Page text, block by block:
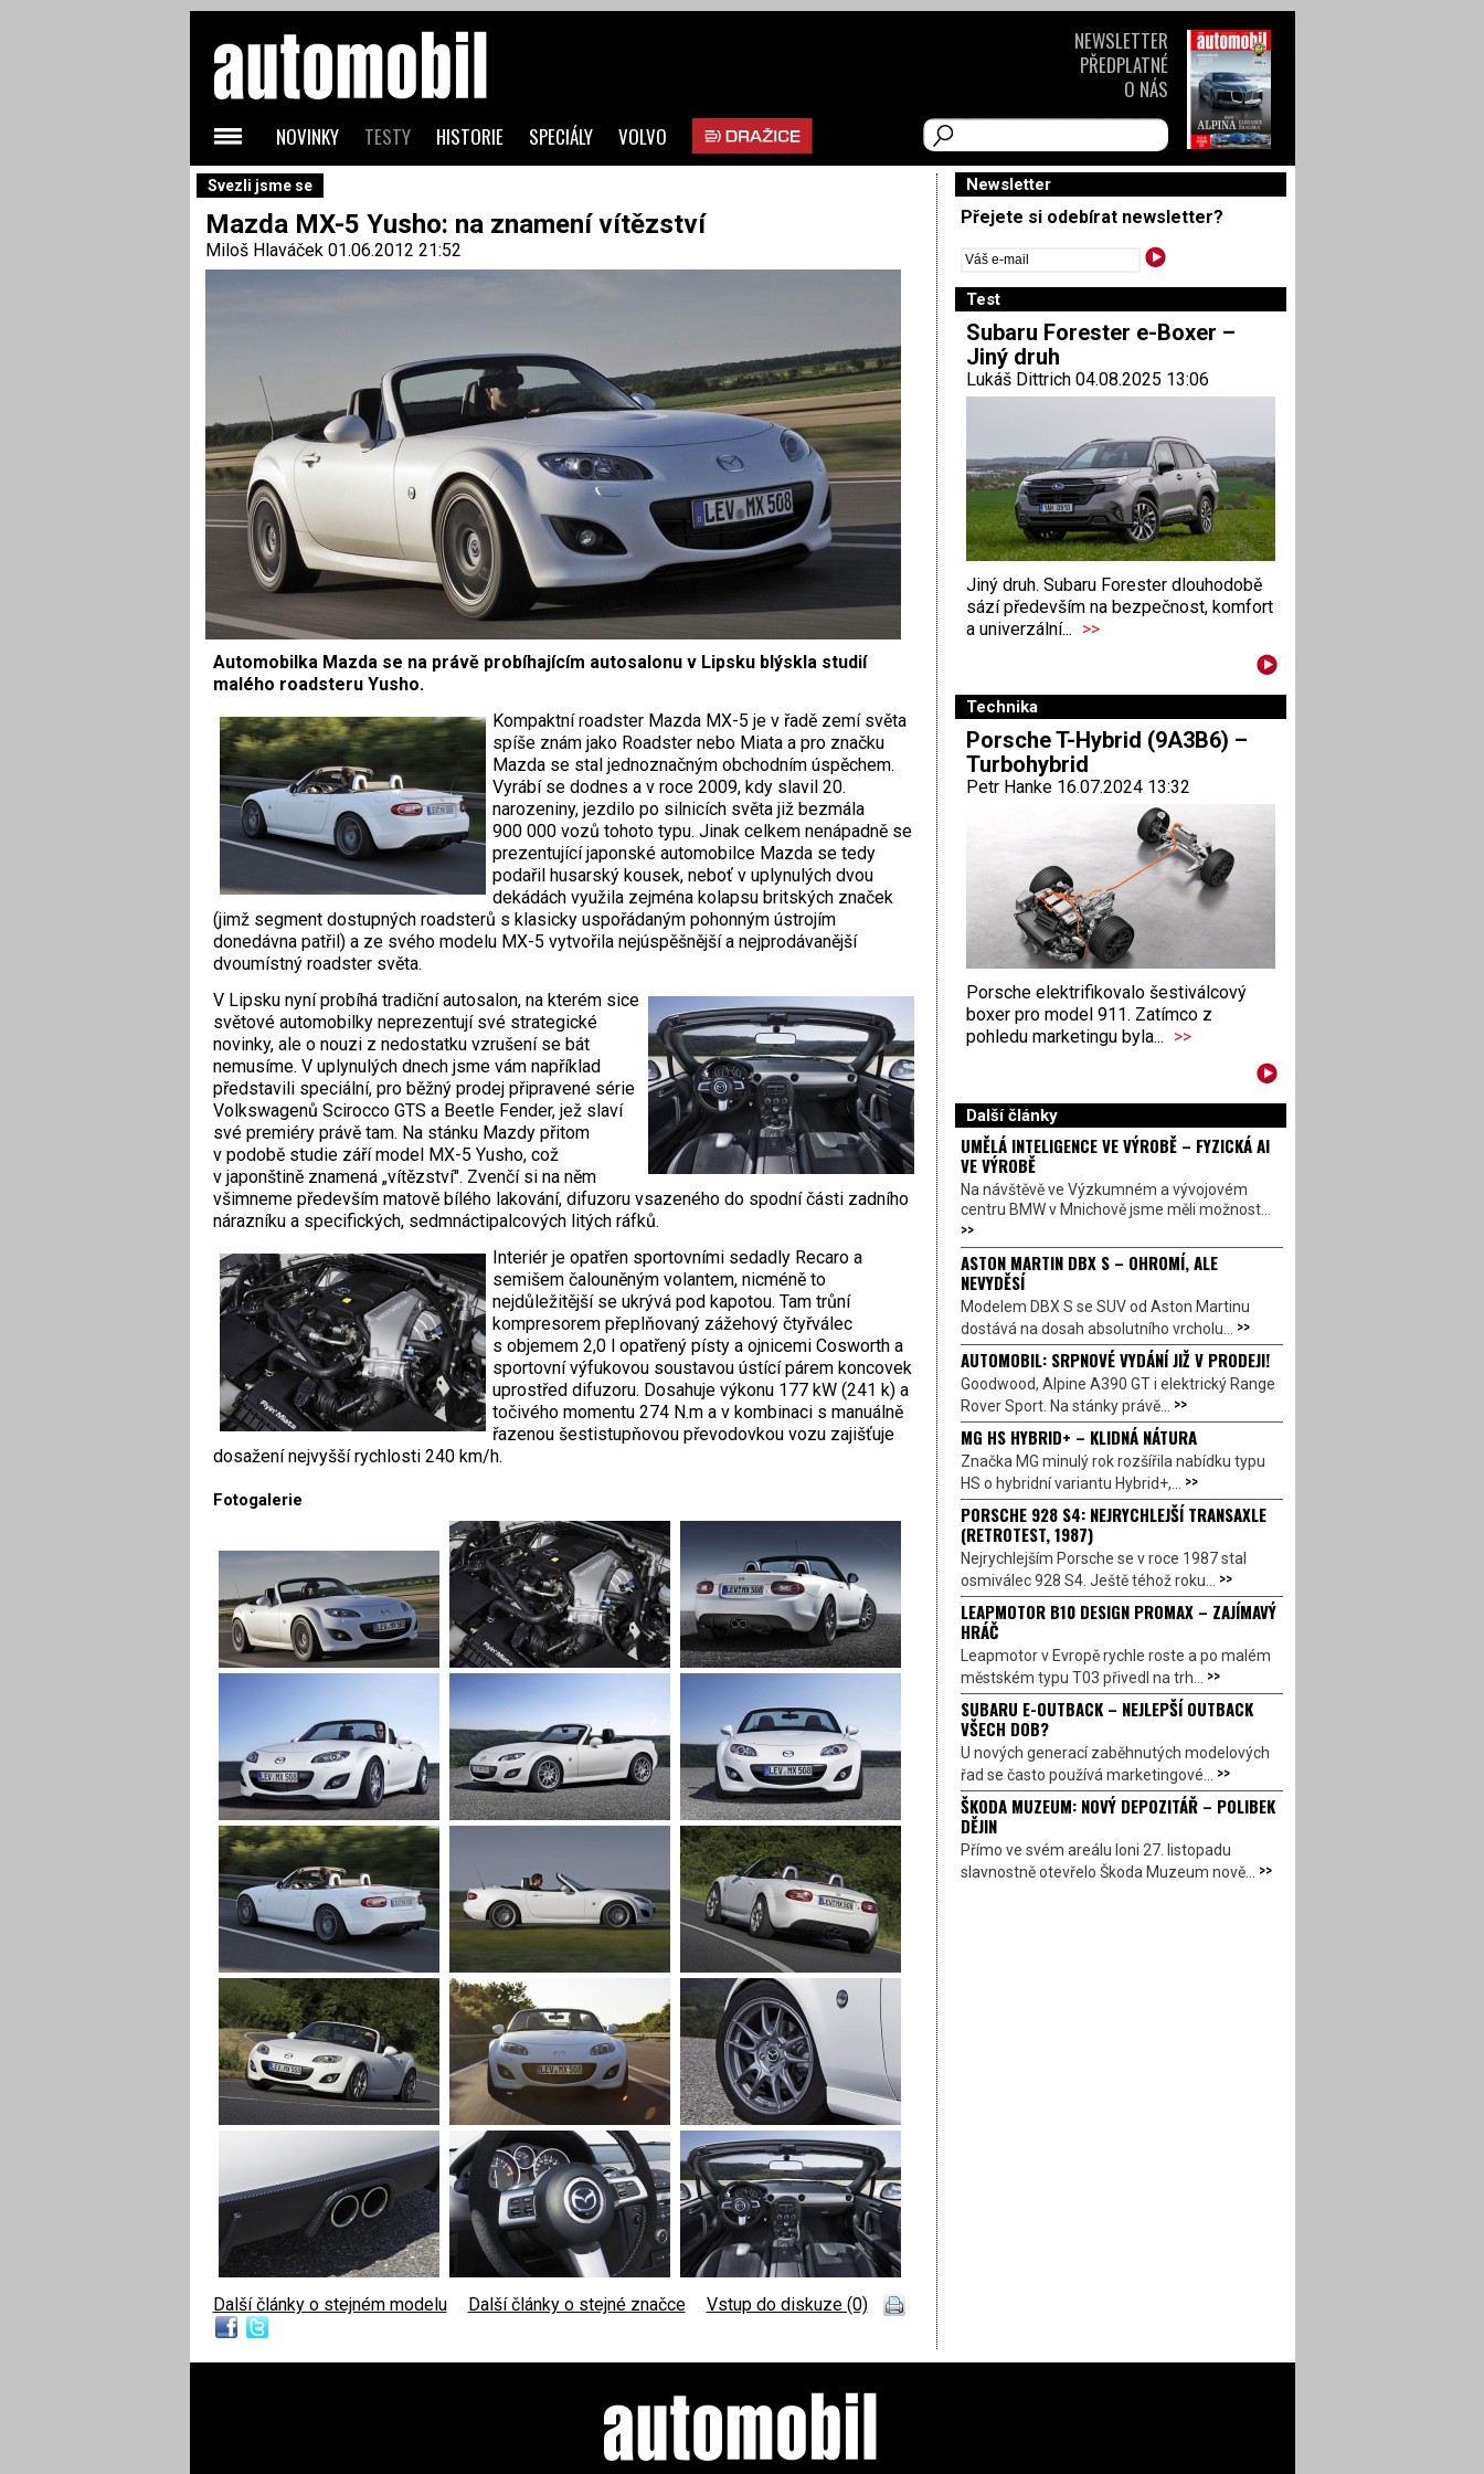
Svezli jsme se
Mazda MX-5 Yusho: na znamení vítězství
Miloš Hlaváček01.06.2012 21:52
Automobilka Mazda se na právě probíhajícím autosalonu v Lipsku blýskla studií
malého roadsteru Yusho.
Kompaktní roadster Mazda MX-5 je v řadě zemí světa
spíše znám jako Roadster nebo Miata a pro značku
Mazda se stal jednoznačným obchodním úspěchem.
Vyrábí se dodnes a v roce 2009, kdy slavil 20.
narozeniny, jezdilo po silnicích světa již bezmála
900 000 vozů tohoto typu. Jinak celkem nenápadně se
prezentující japonské automobilce Mazda se tedy
podařil husarský kousek, neboť v uplynulých dvou
dekádách využila zejména kolapsu britských značek
(jimž segment dostupných roadsterů s klasicky uspořádaným pohonným ústrojím
donedávna patřil) a ze svého modelu MX-5 vytvořila nejúspěšnější a nejprodávanější
dvoumístný roadster světa.
V Lipsku nyní probíhá tradiční autosalon, na kterém sice
světové automobilky neprezentují své strategické
novinky, ale o nouzi z nedostatku vzrušení se bát
nemusíme. V uplynulých dnech jsme vám například
představili speciální, pro běžný prodej připravené série
Volkswagenů Scirocco GTS a Beetle Fender, jež slaví
své premiéry právě tam. Na stánku Mazdy přitom
v podobě studie září model MX-5 Yusho, což
v japonštině znamená „vítězství". Zvenčí si na něm
všimneme především matově bílého lakování, difuzoru vsazeného do spodní části zadního
nárazníku a specifických, sedmnáctipalcových litých ráfků.
Interiér je opatřen sportovními sedadly Recaro a
semišem čalouněným volantem, nicméně to
nejdůležitější se ukrývá pod kapotou. Tam trůní
kompresorem přeplňovaný zážehový čtyřválec
s objemem 2,0 l opatřený písty a ojnicemi Cosworth a
sportovní výfukovou soustavou ústící párem koncovek
uprostřed difuzoru. Dosahuje výkonu 177 kW (241 k) a
točivého momentu 274 N.m a v kombinaci s manuálně
řazenou šestistupňovou převodovkou vozu zajišťuje
dosažení nejvyšší rychlosti 240 km/h.
Fotogalerie
Další články o stejném modelu Další články o stejné značce Vstup do diskuze (0)
Newsletter
Přejete si odebírat newsletter?
Test
Subaru Forester e-Boxer –
Jiný druh
Lukáš Dittrich 04.08.2025 13:06
Jiný druh. Subaru Forester dlouhodobě
sází především na bezpečnost, komfort
a univerzální... >>
Technika
Porsche T-Hybrid (9A3B6) –
Turbohybrid
Petr Hanke 16.07.2024 13:32
Porsche elektrifikovalo šestiválcový
boxer pro model 911. Zatímco z
pohledu marketingu byla... >>
Další články
UMĚLÁ INTELIGENCE VE VÝROBĚ – FYZICKÁ AI
VE VÝROBĚ
Na návštěvě ve Výzkumném a vývojovém
centru BMW v Mnichově jsme měli možnost...
>>
ASTON MARTIN DBX S – OHROMÍ, ALE
NEVYDĚSÍ
Modelem DBX S se SUV od Aston Martinu
dostává na dosah absolutního vrcholu... >>
AUTOMOBIL: SRPNOVÉ VYDÁNÍ JIŽ V PRODEJI!
Goodwood, Alpine A390 GT i elektrický Range
Rover Sport. Na stánky právě... >>
MG HS HYBRID+ – KLIDNÁ NÁTURA
Značka MG minulý rok rozšířila nabídku typu
HS o hybridní variantu Hybrid+,... >>
PORSCHE 928 S4: NEJRYCHLEJŠÍ TRANSAXLE
(RETROTEST, 1987)
Nejrychlejším Porsche se v roce 1987 stal
osmiválec 928 S4. Ještě téhož roku... >>
LEAPMOTOR B10 DESIGN PROMAX – ZAJÍMAVÝ
HRÁČ
Leapmotor v Evropě rychle roste a po malém
městském typu T03 přivedl na trh... >>
SUBARU E-OUTBACK – NEJLEPŠÍ OUTBACK
VŠECH DOB?
U nových generací zaběhnutých modelových
řad se často používá marketingové... >>
ŠKODA MUZEUM: NOVÝ DEPOZITÁŘ – POLIBEK
DĚJIN
Přímo ve svém areálu loni 27. listopadu
slavnostně otevřelo Škoda Muzeum nově... >>
NOVINKY TESTY HISTORIE SPECIÁLY VOLVO
NEWSLETTER
PŘEDPLATNÉ
O NÁS